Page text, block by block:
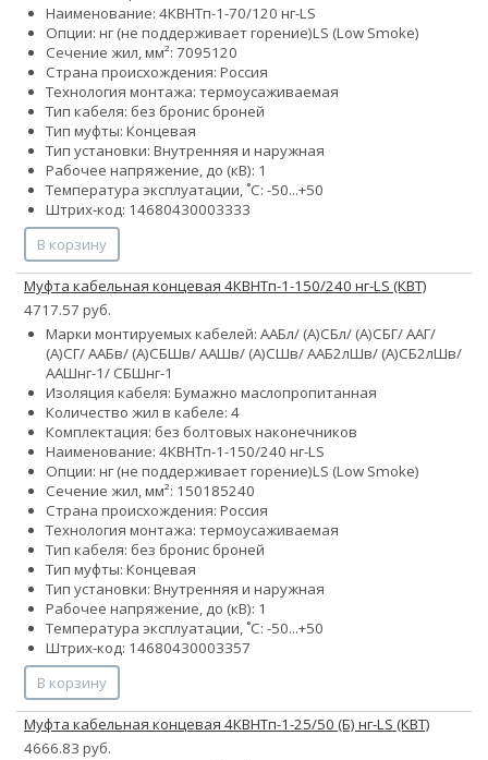
Наименование: 4КВНТп-1-70/120 нг-LS
Опции: нг (не поддерживает горение)LS (Low Smoke)
Сечение жил, мм²: 7095120
Страна происхождения: Россия
Технология монтажа: термоусаживаемая
Тип кабеля: без бронис броней
Тип муфты: Концевая
Тип установки: Внутренняя и наружная
Рабочее напряжение, до (кВ): 1
Температура эксплуатации, ˚С: -50...+50
Штрих-код: 14680430003333
В корзину
Муфта кабельная концевая 4КВНТп-1-150/240 нг-LS (КВТ)
4717.57 руб.
Марки монтируемых кабелей: ААБл/ (А)СБл/ (А)СБГ/ ААГ/
(А)СГ/ ААБв/ (А)СБШв/ ААШв/ (А)СШв/ ААБ2лШв/ (А)СБ2лШв/
ААШнг-1/ СБШнг-1
Изоляция кабеля: Бумажно маслопропитанная
Количество жил в кабеле: 4
Комплектация: без болтовых наконечников
Наименование: 4КВНТп-1-150/240 нг-LS
Опции: нг (не поддерживает горение)LS (Low Smoke)
Сечение жил, мм²: 150185240
Страна происхождения: Россия
Технология монтажа: термоусаживаемая
Тип кабеля: без бронис броней
Тип муфты: Концевая
Тип установки: Внутренняя и наружная
Рабочее напряжение, до (кВ): 1
Температура эксплуатации, ˚С: -50...+50
Штрих-код: 14680430003357
В корзину
Муфта кабельная концевая 4КВНТп-1-25/50 (Б) нг-LS (КВТ)
4666.83 руб.